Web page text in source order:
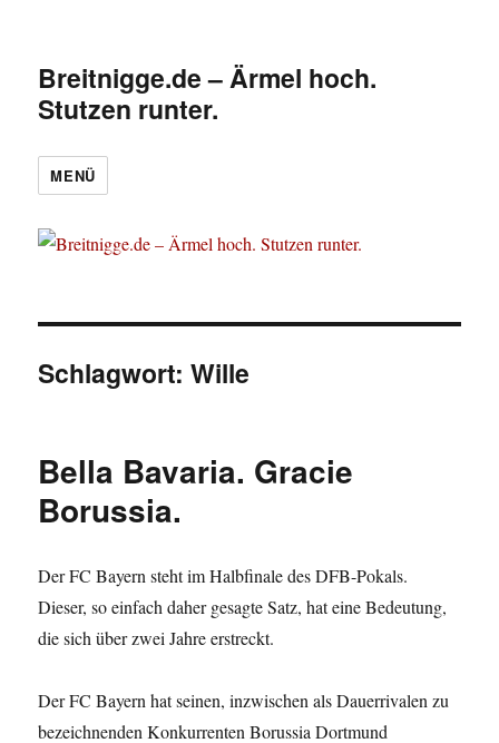
Breitnigge.de – Ärmel hoch.
Stutzen runter.
MENÜ
Schlagwort:Wille
Bella Bavaria. Gracie
Borussia.
Der FC Bayern steht im Halbfinale des DFB-Pokals.
Dieser, so einfach daher gesagte Satz, hat eine Bedeutung,
die sich über zwei Jahre erstreckt.
Der FC Bayern hat seinen, inzwischen als Dauerrivalen zu
bezeichnenden Konkurrenten Borussia Dortmund